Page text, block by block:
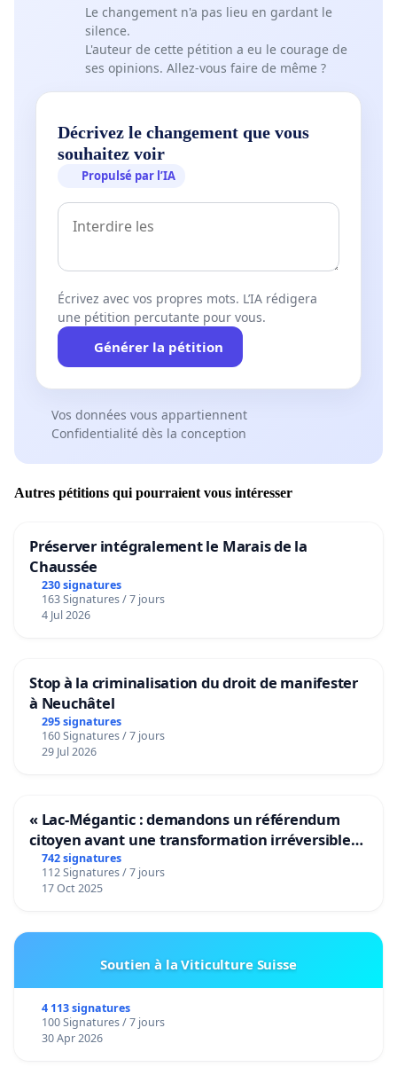
Le changement n'a pas lieu en gardant le
silence.
L'auteur de cette pétition a eu le courage de
ses opinions. Allez-vous faire de même ?
Décrivez le changement que vous
souhaitez voir
Propulsé par l’IA
Écrivez avec vos propres mots. L’IA rédigera
une pétition percutante pour vous.
Générer la pétition
Vos données vous appartiennent
Confidentialité dès la conception
Autres pétitions qui pourraient vous intéresser
Préserver intégralement le Marais de la
Chaussée
230 signatures
163 Signatures / 7 jours
4 Jul 2026
Stop à la criminalisation du droit de manifester
à Neuchâtel
295 signatures
160 Signatures / 7 jours
29 Jul 2026
« Lac-Mégantic : demandons un référendum
citoyen avant une transformation irréversible
de notre territoire »
742 signatures
112 Signatures / 7 jours
17 Oct 2025
Soutien à la Viticulture Suisse
4 113 signatures
100 Signatures / 7 jours
30 Apr 2026